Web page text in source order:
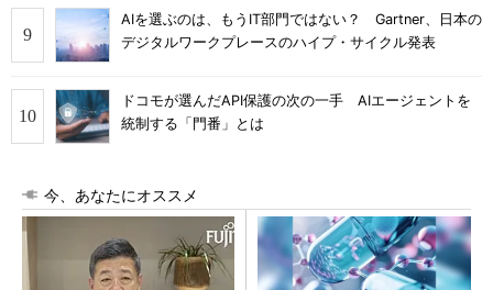
AIを選ぶのは、もうIT部門ではない？ Gartner、日本の
デジタルワークプレースのハイプ・サイクル発表
ドコモが選んだAPI保護の次の一手 AIエージェントを
統制する「門番」とは
今、あなたにオススメ